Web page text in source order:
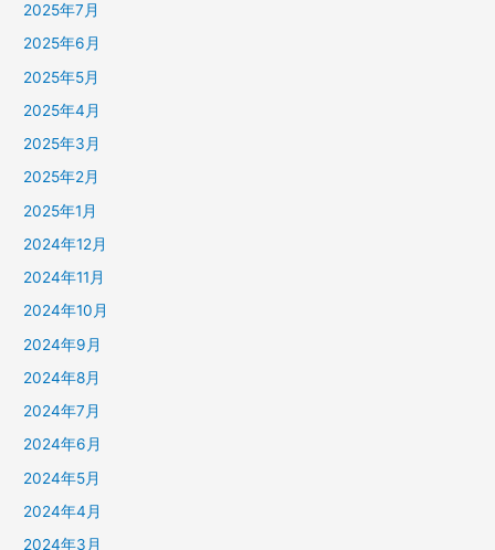
2025年7月
2025年6月
2025年5月
2025年4月
2025年3月
2025年2月
2025年1月
2024年12月
2024年11月
2024年10月
2024年9月
2024年8月
2024年7月
2024年6月
2024年5月
2024年4月
2024年3月